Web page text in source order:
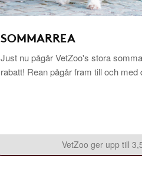
SOMMARREA
Just nu pågår VetZoo's stora
rabatt! Rean pågår fram till och med
VetZoo ger upp till